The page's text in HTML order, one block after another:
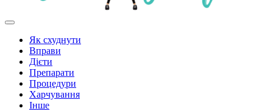
Як схуднути
Вправи
Дієти
Препарати
Процедури
Харчування
Інше